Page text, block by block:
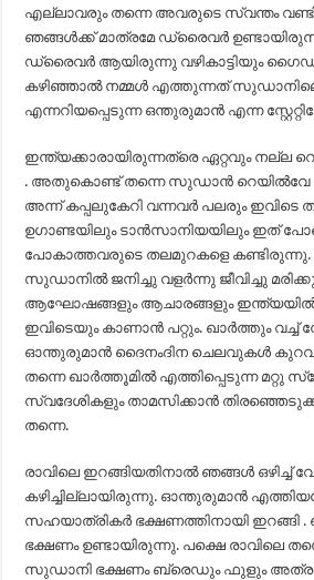
എല്ലാവരും തന്നെ അവരുടെ സ്വന്തം
ഞങ്ങൾക്ക് മാത്രമേ ഡ്രൈവർ
ഡ്രൈവർ ആയിരുന്നു വഴികാട്ടിയും ഗൈഡും
കഴിഞ്ഞാൽ നമ്മൾ എത്തുന്നത്
എന്നറിയപ്പെടുന്ന ഒന്തുരുമാൻ എന്ന
ഇന്ത്യക്കാരായിരുന്നത്രെ ഏറ്റവും നല്ല
. അതുകൊണ്ട് തന്നെ സുഡാൻ റെയിൽവേ
അന്ന് കപ്പലുകേറി വന്നവർ പലരും ഇവിടെ
ഉഗാണ്ടയിലും ടാൻസാനിയയിലും ഇത്
പോകാത്തവരുടെ തലമുറകളെ
സുഡാനിൽ ജനിച്ചു വളർന്നു ജീവിച്ചു
ആഘോഷങ്ങളും ആചാരങ്ങളും
ഇവിടെയും കാണാൻ പറ്റും. ഖാർത്തും വച്ച്
ഓന്തുരുമാൻ ദൈനംദിന ചെലവുകൾ
തന്നെ ഖാർത്തൂമിൽ എത്തിപ്പെടുന്ന മറ്റു
സ്വദേശികളും താമസിക്കാൻ
തന്നെ.
രാവിലെ ഇറങ്ങിയതിനാൽ ഞങ്ങൾ ഒഴിച്ച്
കഴിച്ചില്ലായിരുന്നു. ഓന്തുരുമാൻ
സഹയാത്രികർ ഭക്ഷണത്തിനായി ഇറങ്ങി
ഭക്ഷണം ഉണ്ടായിരുന്നു. പക്ഷെ രാവിലെ
സുഡാനി ഭക്ഷണം ബ്രെഡും ഫുളും